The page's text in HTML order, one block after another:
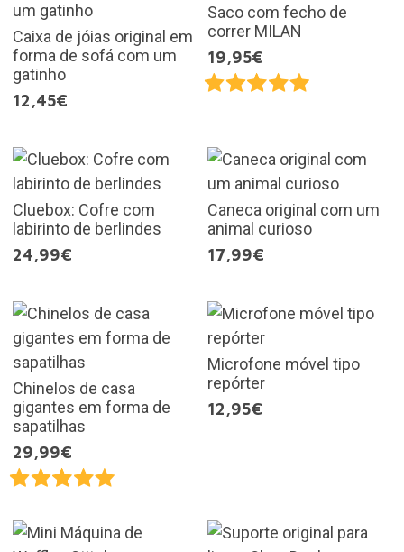
Caixa de jóias original em
forma de sofá com um
gatinho
12,45€
Saco com fecho de
correr MILAN
19,95€
Cluebox: Cofre com
labirinto de berlindes
24,99€
Caneca original com um
animal curioso
17,99€
Chinelos de casa
gigantes em forma de
sapatilhas
29,99€
Microfone móvel tipo
repórter
12,95€